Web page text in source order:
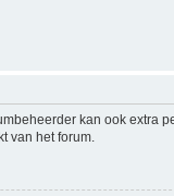
kan ook extra
van het forum.